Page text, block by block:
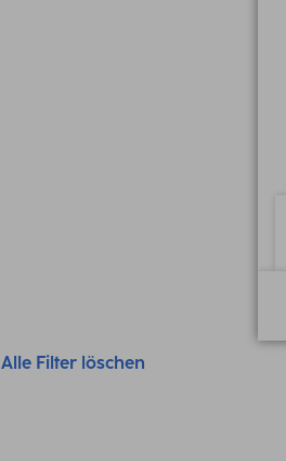
Alle Filter löschen